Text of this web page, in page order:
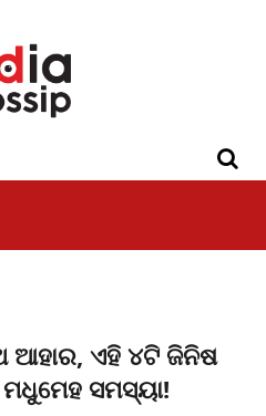
ଆହାର, ଏହି ୪ଟି ଜିନିଷ
ସମସ୍ୟା!